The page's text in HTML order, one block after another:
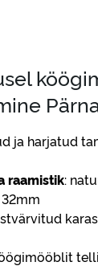
ja harjatud
raamistik: